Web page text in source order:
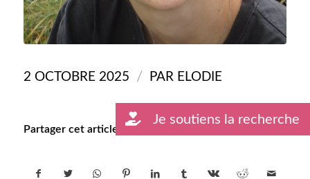
2 OCTOBRE 2025 / PAR ELODIE
Partager cet article
Je soutiens la recherche